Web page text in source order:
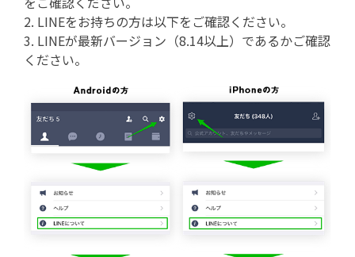
2. LINEをお持ちの方は以下をご確認ください。
3. LINEが最新バージョン（8.14以上）であるかご確認
ください。